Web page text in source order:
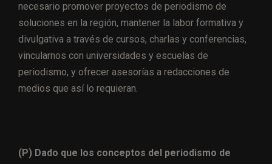
necesario promover proyectos de periodismo de
soluciones en la región, mantener la labor formativa y
divulgativa a través de cursos, charlas y conferencias,
vincularnos con universidades y escuelas de
periodismo, y ofrecer asesorías a redacciones de
medios que así lo requieran.
(P) Dado que los conceptos del periodismo de